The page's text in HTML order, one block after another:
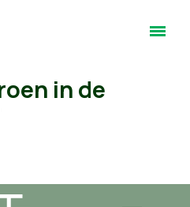
in de